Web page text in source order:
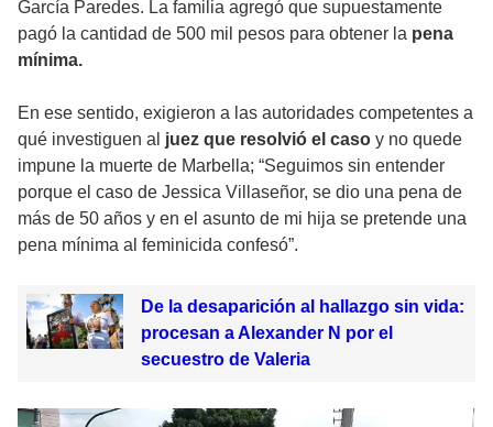
García Paredes. La familia agregó que supuestamente
pagó la cantidad de 500 mil pesos para obtener la pena
mínima.
En ese sentido, exigieron a las autoridades competentes a
qué investiguen al juez que resolvió el caso y no quede
impune la muerte de Marbella; “Seguimos sin entender
porque el caso de Jessica Villaseñor, se dio una pena de
más de 50 años y en el asunto de mi hija se pretende una
pena mínima al feminicida confesó”.
De la desaparición al hallazgo sin vida:
procesan a Alexander N por el
secuestro de Valeria